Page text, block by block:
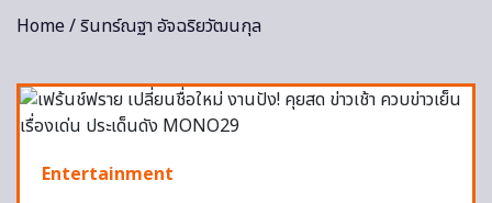
Home/ รินทร์ณฐา อัจฉริยวัฒนกุล
Entertainment